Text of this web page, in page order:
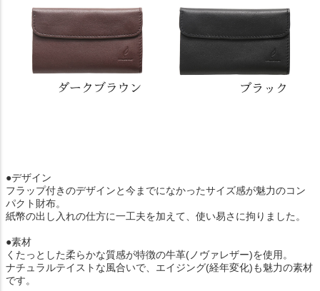
●デザイン
フラップ付きのデザインと今までになかったサイズ感が魅力のコン
パクト財布。
紙幣の出し入れの仕方に一工夫を加えて、使い易さに拘りました。
●素材
くたっとした柔らかな質感が特徴の牛革(ノヴァレザー)を使用。
ナチュラルテイストな風合いで、エイジング(経年変化)も魅力の素材
です。